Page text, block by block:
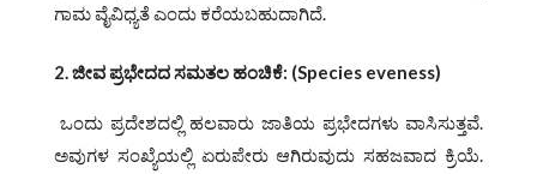
ಗಾಮ ವೈವಿಧ್ಯತೆ ಎಂದು ಕರೆಯಬಹುದಾಗಿದೆ.
2.ಜೀವ ಪ್ರಭೇದದ ಸಮತಲ ಹಂಚಿಕೆ: (Species eveness)
ಒಂದು ಪ್ರದೇಶದಲ್ಲಿ ಹಲವಾರು ಜಾತಿಯ ಪ್ರಭೇದಗಳು ವಾಸಿಸುತ್ತವೆ.
ಅವುಗಳ ಸಂಖ್ಯೆಯಲ್ಲಿ ಏರುಪೇರು ಆಗಿರುವುದು ಸಹಜವಾದ ಕ್ರಿಯೆ.